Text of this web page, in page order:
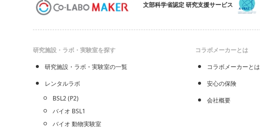
文部科学省認定 研究支援サービス
研究施設・ラボ・実験室を探す
研究施設・ラボ・実験室の一覧
レンタルラボ
BSL2 (P2)
バイオ BSL1
バイオ 動物実験室
コラボメーカーとは
コラボメーカーとは
安心の保険
会社概要